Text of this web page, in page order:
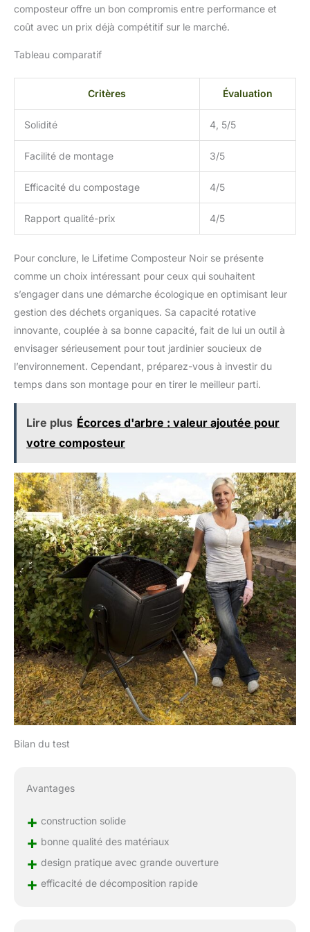
composteur offre un bon compromis entre performance et
coût avec un prix déjà compétitif sur le marché.
Tableau comparatif
Critères Évaluation
Solidité 4, 5/5
Facilité de montage 3/5
Efficacité du compostage 4/5
Rapport qualité-prix 4/5
Pour conclure, le Lifetime Composteur Noir se présente
comme un choix intéressant pour ceux qui souhaitent
s’engager dans une démarche écologique en optimisant leur
gestion des déchets organiques. Sa capacité rotative
innovante, couplée à sa bonne capacité, fait de lui un outil à
envisager sérieusement pour tout jardinier soucieux de
l’environnement. Cependant, préparez-vous à investir du
temps dans son montage pour en tirer le meilleur parti.
Lire plus Écorces d'arbre : valeur ajoutée pour
votre composteur
Bilan du test
Avantages
+ construction solide
+ bonne qualité des matériaux
+ design pratique avec grande ouverture
+ efficacité de décomposition rapide